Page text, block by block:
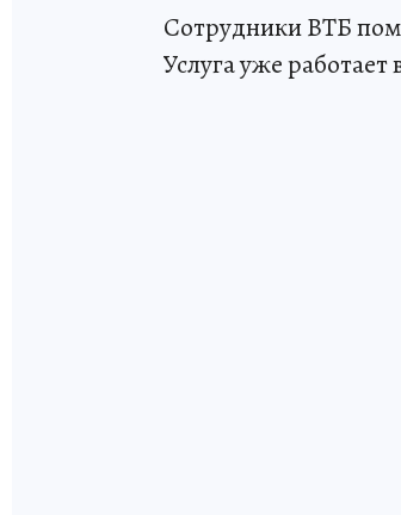
Сотрудники ВТБ
Услуга уже